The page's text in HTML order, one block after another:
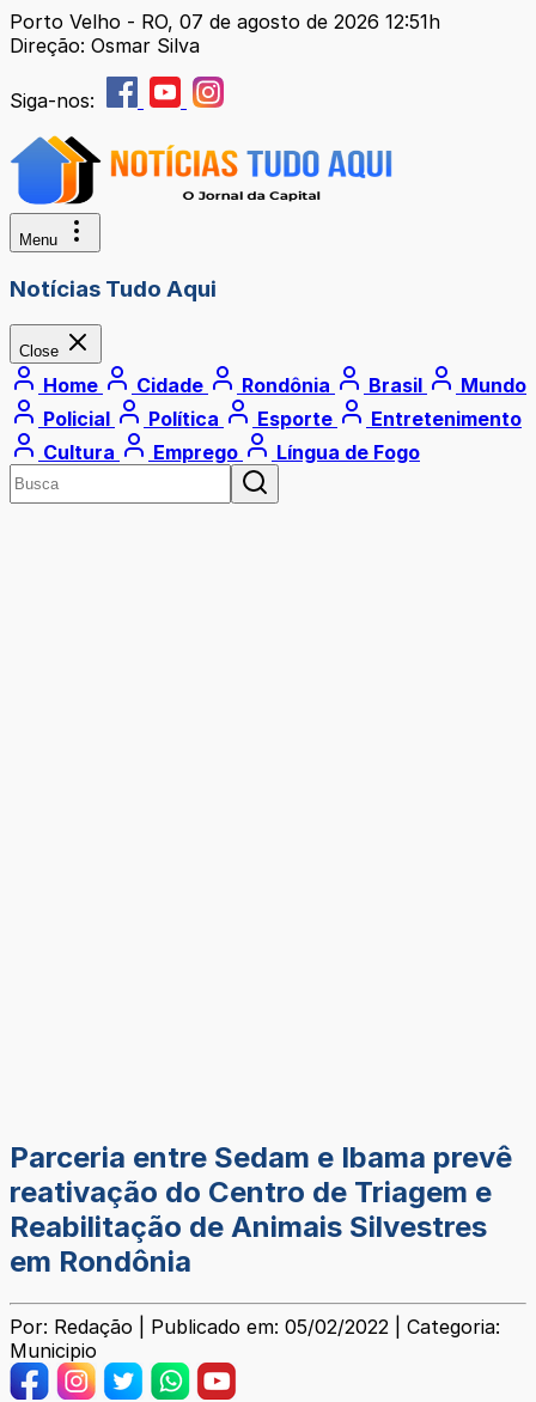
Porto Velho - RO, 07 de agosto de 2026 12:51h
Direção: Osmar Silva
Siga-nos:
Menu
Notícias Tudo Aqui
Close
Home Cidade Rondônia Brasil
Mundo
Policial
Política Esporte
Entretenimento
Cultura
Emprego Língua de Fogo
Parceria entre Sedam e Ibama prevê
reativação do Centro de Triagem e
Reabilitação de Animais Silvestres
em Rondônia
Por: Redação | Publicado em: 05/02/2022 | Categoria:
Municipio